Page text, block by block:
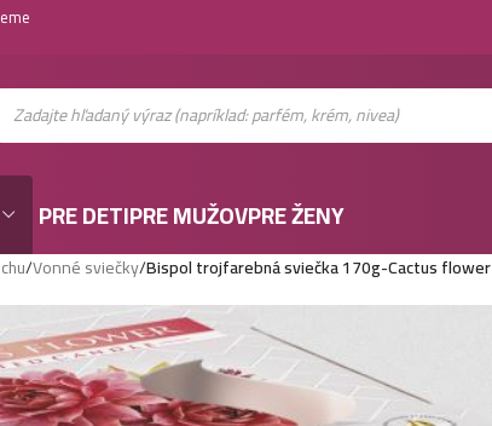
PRE DETIPRE MUŽOVPRE ŽENY
/Vonné sviečky/Bispol trojfarebná sviečka 170g-Cactus flower